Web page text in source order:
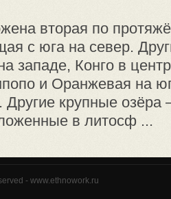
вторая по
с юга на север.
западе, Конго в
и Оранжевая на
Другие крупные
в литосф ...
- www.ethnowork.ru